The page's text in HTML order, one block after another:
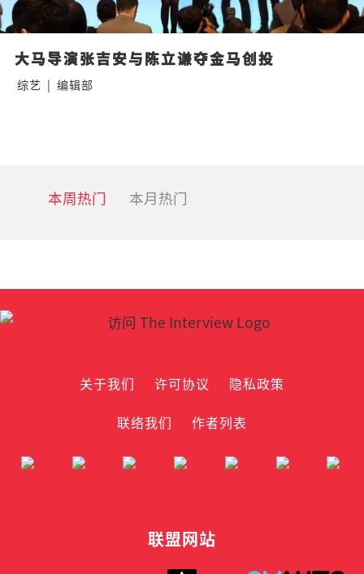
大马导演张吉安与陈立谦夺金马创投
综艺 | 编辑部
本周热门 本月热门
关于我们 许可协议
隐私政策
联络我们
作者列表
联盟网站